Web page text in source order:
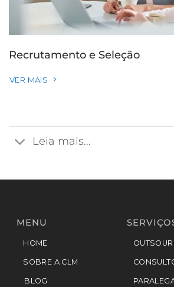
Recrutamento e Seleção
VER MAIS
Leia mais...
MENU
HOME
SOBRE A CLM
BLOG